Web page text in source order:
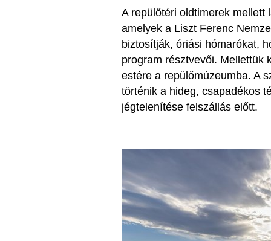
A repülőtéri oldtimerek mellett
amelyek a Liszt Ferenc
biztosítják, óriási hómarókat,
program résztvevői. Mellettük
estére a repülőmúzeumba. A
történik a hideg, csapadékos
jégtelenítése felszállás előtt.